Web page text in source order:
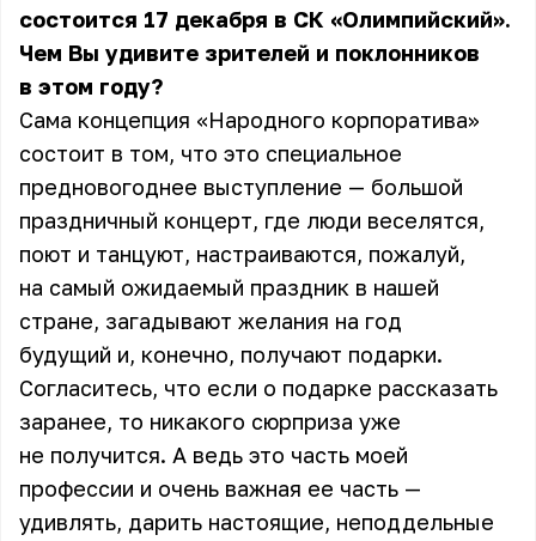
состоится 17 декабря в СК «Олимпийский».
Чем Вы удивите зрителей и поклонников
в этом году?
Сама концепция «Народного корпоратива»
состоит в том, что это специальное
предновогоднее выступление — большой
праздничный концерт, где люди веселятся,
поют и танцуют, настраиваются, пожалуй,
на самый ожидаемый праздник в нашей
стране, загадывают желания на год
будущий и, конечно, получают подарки.
Согласитесь, что если о подарке рассказать
заранее, то никакого сюрприза уже
не получится. А ведь это часть моей
профессии и очень важная ее часть —
удивлять, дарить настоящие, неподдельные